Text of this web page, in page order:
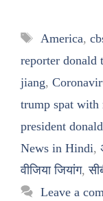
Tags
America,
reporter donald
jiang,
trump spat with
president
News in Hindi,
वीजिया जियांग,
Leave a